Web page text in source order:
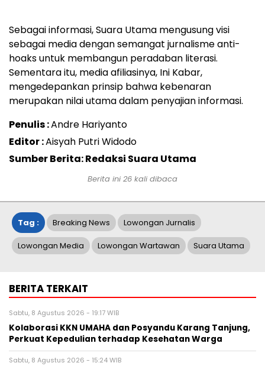
Sebagai informasi, Suara Utama mengusung visi
sebagai media dengan semangat jurnalisme anti-
hoaks untuk membangun peradaban literasi.
Sementara itu, media afiliasinya, Ini Kabar,
mengedepankan prinsip bahwa kebenaran
merupakan nilai utama dalam penyajian informasi.
Penulis :Andre Hariyanto
Editor :Aisyah Putri Widodo
Sumber Berita: Redaksi Suara Utama
Berita ini 26 kali dibaca
Tag : Breaking News Lowongan Jurnalis
Lowongan Media Lowongan Wartawan Suara Utama
BERITA TERKAIT
Sabtu, 8 Agustus 2026 - 19:17 WIB
Kolaborasi KKN UMAHA dan Posyandu Karang Tanjung,
Perkuat Kepedulian terhadap Kesehatan Warga
Sabtu, 8 Agustus 2026 - 15:24 WIB